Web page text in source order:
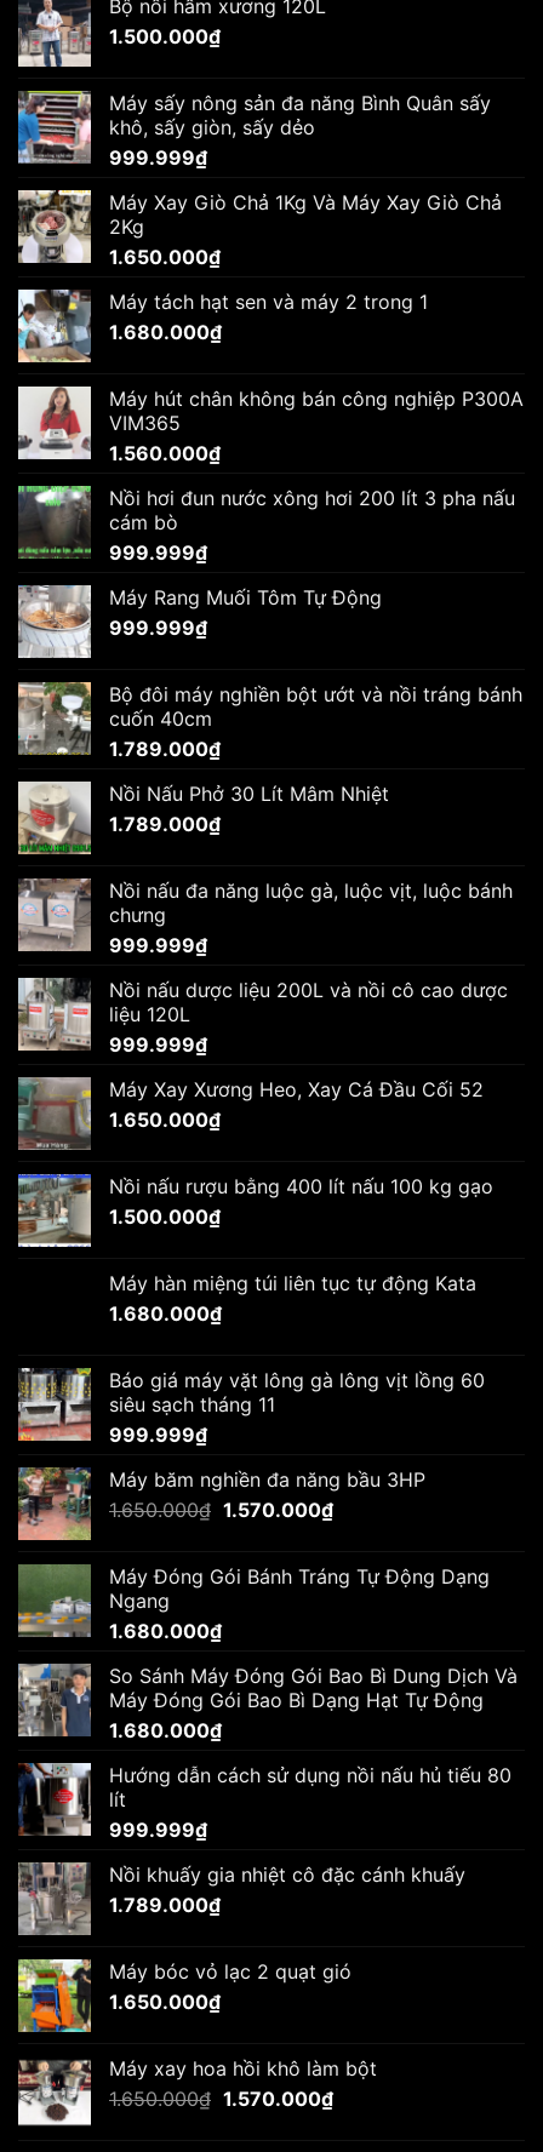
Bộ nồi hầm xương 120L
1.500.000₫
Máy sấy nông sản đa năng Bình Quân sấy
khô, sấy giòn, sấy dẻo
999.999₫
Máy Xay Giò Chả 1Kg Và Máy Xay Giò Chả
2Kg
1.650.000₫
Máy tách hạt sen và máy 2 trong 1
1.680.000₫
Máy hút chân không bán công nghiệp P300A
VIM365
1.560.000₫
Nồi hơi đun nước xông hơi 200 lít 3 pha nấu
cám bò
999.999₫
Máy Rang Muối Tôm Tự Động
999.999₫
Bộ đôi máy nghiền bột ướt và nồi tráng bánh
cuốn 40cm
1.789.000₫
Nồi Nấu Phở 30 Lít Mâm Nhiệt
1.789.000₫
Nồi nấu đa năng luộc gà, luộc vịt, luộc bánh
chưng
999.999₫
Nồi nấu dược liệu 200L và nồi cô cao dược
liệu 120L
999.999₫
Máy Xay Xương Heo, Xay Cá Đầu Cối 52
1.650.000₫
Nồi nấu rượu bằng 400 lít nấu 100 kg gạo
1.500.000₫
Máy hàn miệng túi liên tục tự động Kata
1.680.000₫
Báo giá máy vặt lông gà lông vịt lồng 60
siêu sạch tháng 11
999.999₫
Máy băm nghiền đa năng bầu 3HP
1.650.000₫ Giá
1.650.000₫.
1.570.000₫Giá
là:
Máy Đóng Gói Bánh Tráng Tự Động Dạng
Ngang
1.680.000₫
So Sánh Máy Đóng Gói Bao Bì Dung Dịch Và
Máy Đóng Gói Bao Bì Dạng Hạt Tự Động
1.680.000₫
Hướng dẫn cách sử dụng nồi nấu hủ tiếu 80
lít
999.999₫
Nồi khuấy gia nhiệt cô đặc cánh khuấy
1.789.000₫
Máy bóc vỏ lạc 2 quạt gió
1.650.000₫
Máy xay hoa hồi khô làm bột
1.650.000₫ Giá
1.570.000₫Giá